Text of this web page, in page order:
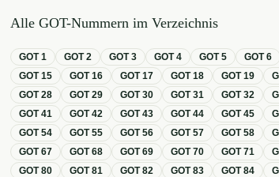
Alle GOT-Nummern im Verzeichnis
GOT1 GOT2 GOT3 GOT4 GOT5 GOT6
GOT15 GOT16 GOT17 GOT18 GOT19
GOT28 GOT29 GOT30 GOT31 GOT32
GOT41 GOT42 GOT43 GOT44 GOT45
GOT54 GOT55 GOT56 GOT57 GOT58
GOT67 GOT68 GOT69 GOT70 GOT71
GOT80 GOT81 GOT82 GOT83 GOT84